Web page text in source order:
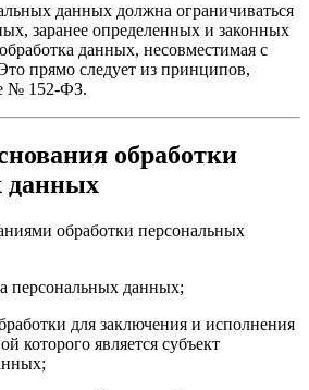
данных должна ограничиваться
заранее определенных и законных
данных, несовместимая с
прямо следует из принципов,
№ 152-ФЗ.
обработки
данных
обработки персональных
персональных данных;
для заключения и исполнения
которого является субъект